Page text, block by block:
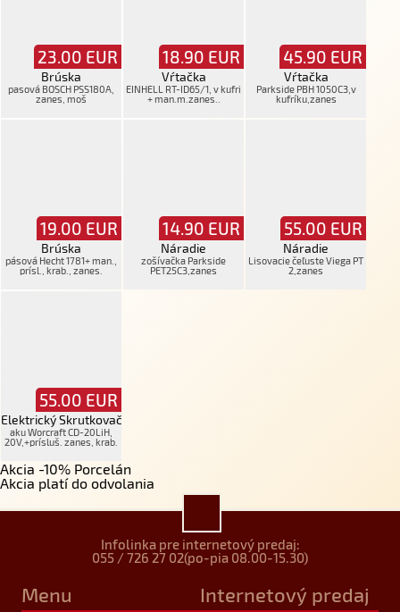
23.00 EUR
Brúska
pasová BOSCH PSS180A,
zanes, moš
18.90 EUR
Vŕtačka
EINHELL RT-ID65/1, v kufri
+ man.m.zanes..
45.90 EUR
Vŕtačka
Parkside PBH 1050C3,v
kufríku,zanes
19.00 EUR
Brúska
pásová Hecht 1781+ man.,
prísl., krab., zanes.
14.90 EUR
Náradie
zošívačka Parkside
PET25C3,zanes
55.00 EUR
Náradie
Lisovacie čeľuste Viega PT
2,zanes
55.00 EUR
Elektrický Skrutkovač
aku Worcraft CD-20LiH,
20V,+prísluš. zanes, krab.
Akcia -10% Porcelán
Akcia platí do odvolania
Infolinka pre internetový predaj:
055 / 726 27 02(po-pia 08.00-15.30)
Menu Internetový predaj